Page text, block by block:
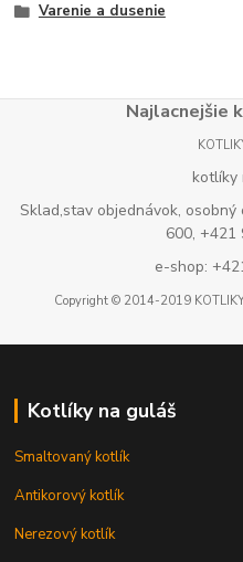
Varenie a dusenie
Najlacnejšie
kotlíky
Sklad,stav objednávok,
600, +421
e-shop:
Copyright © 2014-2019
Kotlíky na guláš
Smaltovaný kotlík
Antikorový kotlík
Nerezový kotlík